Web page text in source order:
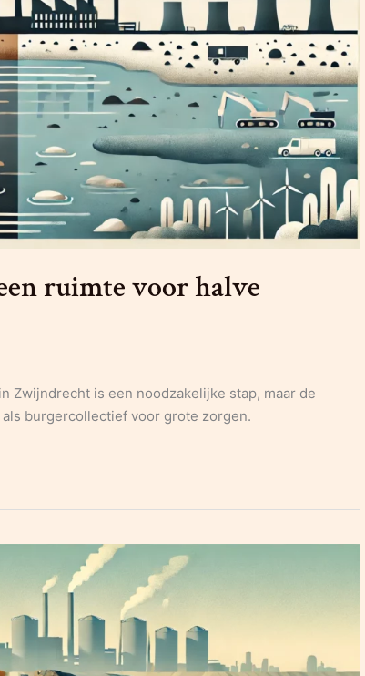
ruimte voor halve
Zwijndrecht is een noodzakelijke stap, maar de
burgercollectief voor grote zorgen.